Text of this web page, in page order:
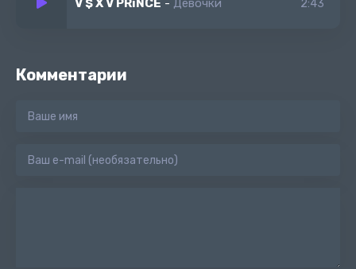
V $ X V PRiNCE - Девочки 2:43
Комментарии